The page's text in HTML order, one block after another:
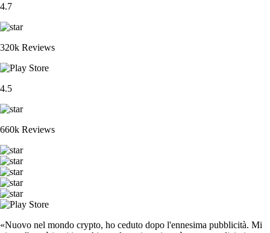
4.7
320k Reviews
4.5
660k Reviews
«Nuovo nel mondo crypto, ho ceduto dopo l'ennesima pubblicità. Mi